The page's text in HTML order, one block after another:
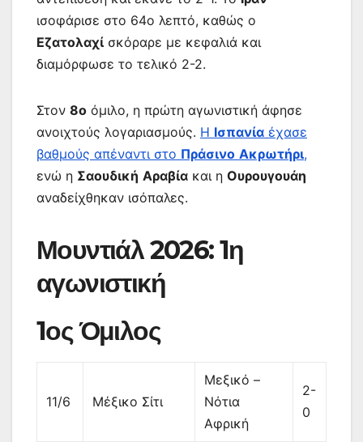
ισοφάρισε στο 64ο λεπτό, καθώς ο
Εζατολαχί σκόραρε με κεφαλιά και
διαμόρφωσε το τελικό 2-2.
Στον 8ο όμιλο, η πρώτη αγωνιστική άφησε
ανοιχτούς λογαριασμούς. Η Ισπανία έχασε
βαθμούς απέναντι στο Πράσινο Ακρωτήρι,
ενώ η Σαουδική Αραβία και η Ουρουγουάη
αναδείχθηκαν ισόπαλες.
Μουντιάλ 2026: 1η
αγωνιστική
1ος Όμιλος
11/6 Μέξικο Σίτι
Μεξικό –
Νότια
Αφρική
2-
0